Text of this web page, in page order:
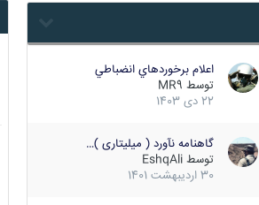
اعلام برخوردهاي انضباطي
توسط MR9
22 دی 1403
گاهنامه نآورد ( میلیتاری )…
توسط EshqAli
30 اردیبهشت 1401